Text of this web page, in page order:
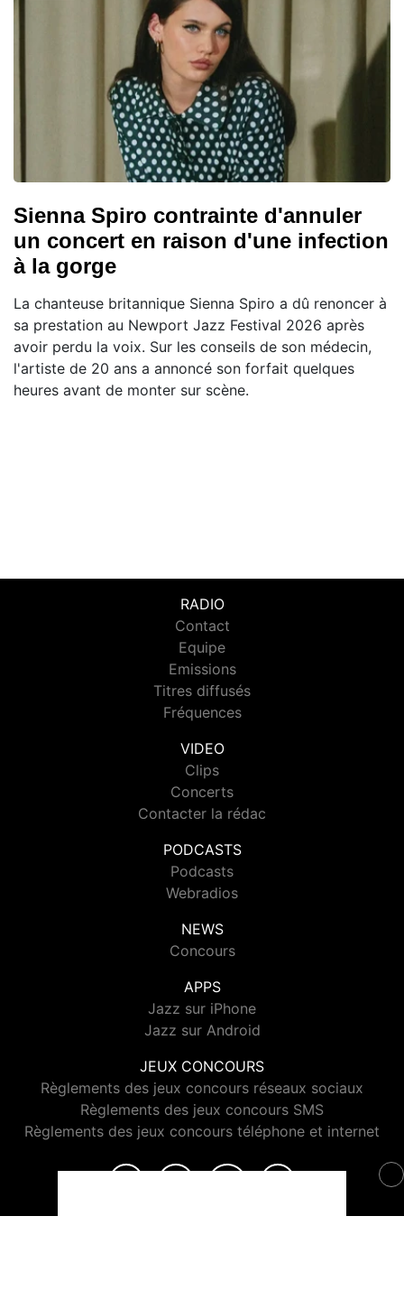
Sienna Spiro contrainte d'annuler
un concert en raison d'une infection
à la gorge
La chanteuse britannique Sienna Spiro a dû renoncer à
sa prestation au Newport Jazz Festival 2026 après
avoir perdu la voix. Sur les conseils de son médecin,
l'artiste de 20 ans a annoncé son forfait quelques
heures avant de monter sur scène.
RADIO
Contact
Equipe
Emissions
Titres diffusés
Fréquences
VIDEO
Clips
Concerts
Contacter la rédac
PODCASTS
Podcasts
Webradios
NEWS
Concours
APPS
Jazz sur iPhone
Jazz sur Android
JEUX CONCOURS
Règlements des jeux concours réseaux sociaux
Règlements des jeux concours SMS
Règlements des jeux concours téléphone et internet